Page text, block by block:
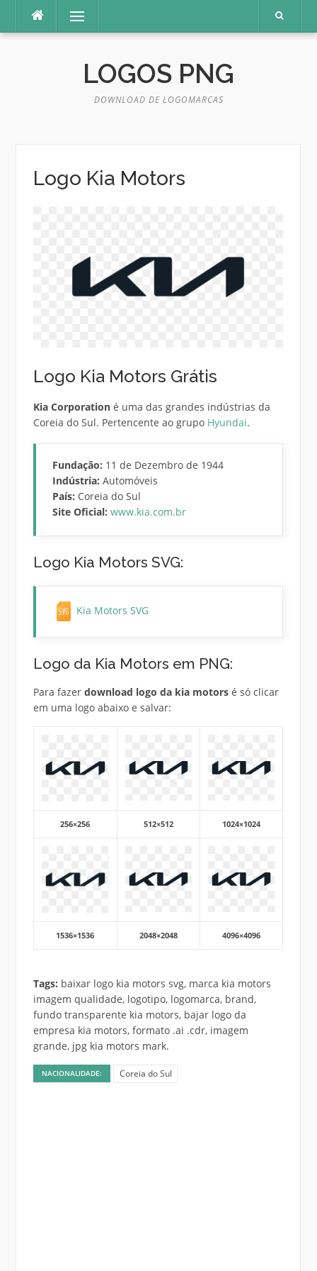
o
Menu
LOGOS PNG
DOWNLOAD DE LOGOMARCAS
Logo Kia Motors
Logo Kia Motors Grátis
Kia Corporationé uma das grandes indústrias da
Coreia do Sul. Pertencente ao grupo Hyundai.
Fundação: 11 de Dezembro de 1944
Indústria: Automóveis
País: Coreia do Sul
Site Oficial: www.kia.com.br
Logo Kia Motors SVG:
Kia Motors SVG
Logo da Kia Motors em PNG:
Para fazer download logo da kia motorsé só clicar
em uma logo abaixo e salvar:
256×256 512×512 1024×1024
1536×1536 2048×2048 4096×4096
Tags: baixar logo kia motors svg, marca kia motors
imagem qualidade, logotipo, logomarca, brand,
fundo transparente kia motors, bajar logo da
empresa kia motors, formato .ai .cdr, imagem
grande, jpg kia motors mark.
NACIONALIDADE: Coreia do Sul